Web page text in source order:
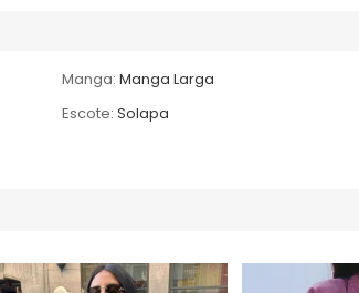
Manga: Manga Larga
Escote: Solapa